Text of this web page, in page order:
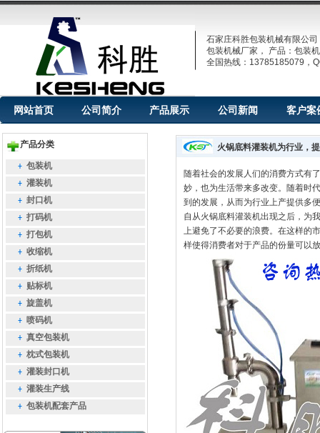
石家庄科胜包装机械有限公司
包装机械厂家， 产品：包装
全国热线：13785185079，
网站首页 公司简介 产品展示 公司新闻 客户案
产品分类
包装机
灌装机
封口机
打码机
打包机
收缩机
折纸机
贴标机
旋盖机
喷码机
真空包装机
枕式包装机
灌装封口机
灌装生产线
包装机配套产品
火锅底料灌装机为行业，
随着社会的发展人们的消费方式有
妙，也为生活带来多改变。随着时
到的发展，从而为行业上产提供多
自从火锅底料灌装机出现之后，为
上避免了不必要的浪费。在这样的
样使得消费者对于产品的份量可以